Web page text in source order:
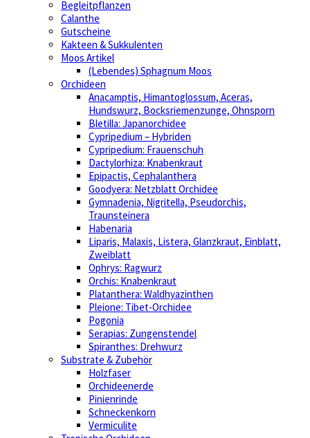
Begleitpflanzen
Calanthe
Gutscheine
Kakteen & Sukkulenten
Moos Artikel
(Lebendes) Sphagnum Moos
Orchideen
Anacamptis, Himantoglossum, Aceras,
Hundswurz, Bocksriemenzunge, Ohnsporn
Bletilla: Japanorchidee
Cypripedium – Hybriden
Cypripedium: Frauenschuh
Dactylorhiza: Knabenkraut
Epipactis, Cephalanthera
Goodyera: Netzblatt Orchidee
Gymnadenia, Nigritella, Pseudorchis,
Traunsteinera
Habenaria
Liparis, Malaxis, Listera, Glanzkraut, Einblatt,
Zweiblatt
Ophrys: Ragwurz
Orchis: Knabenkraut
Platanthera: Waldhyazinthen
Pleione: Tibet-Orchidee
Pogonia
Serapias: Zungenstendel
Spiranthes: Drehwurz
Substrate & Zubehör
Holzfaser
Orchideenerde
Pinienrinde
Schneckenkorn
Vermiculite